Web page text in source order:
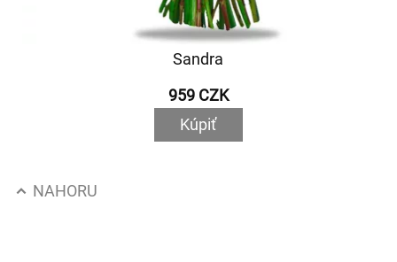
Sandra
959 CZK
Kúpiť
NAHORU